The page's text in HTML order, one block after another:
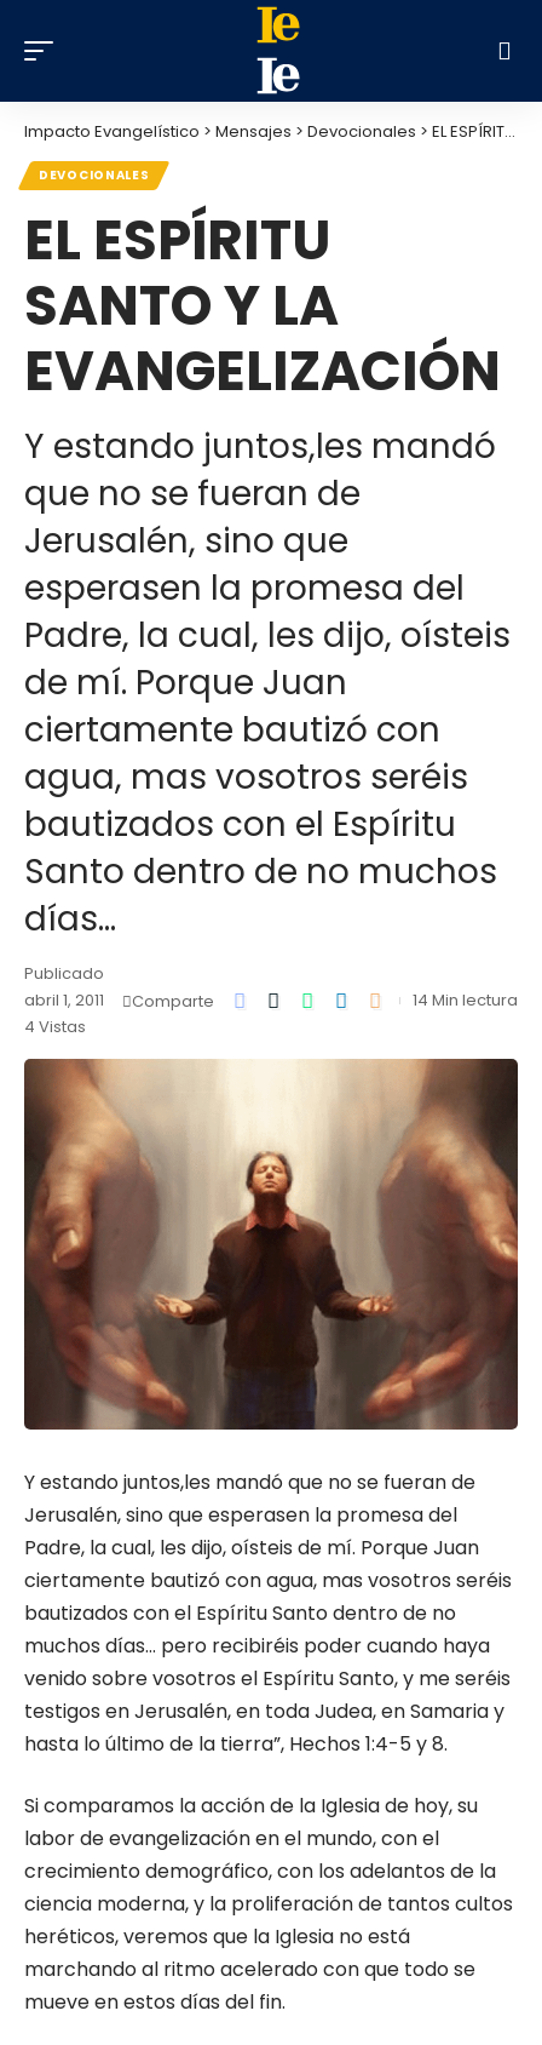
Impacto Evangelístico > Mensajes > Devocionales > EL ESPÍRITU SANTO Y LA EVANGELIZACIÓN
DEVOCIONALES
EL ESPÍRITU
SANTO Y LA
EVANGELIZACIÓN
Y estando juntos,les mandó
que no se fueran de
Jerusalén, sino que
esperasen la promesa del
Padre, la cual, les dijo, oísteis
de mí. Porque Juan
ciertamente bautizó con
agua, mas vosotros seréis
bautizados con el Espíritu
Santo dentro de no muchos
días…
Publicado
abril 1, 2011
4 Vistas
Comparte 14 Min lectura
Y estando juntos,les mandó que no se fueran de
Jerusalén, sino que esperasen la promesa del
Padre, la cual, les dijo, oísteis de mí. Porque Juan
ciertamente bautizó con agua, mas vosotros seréis
bautizados con el Espíritu Santo dentro de no
muchos días… pero recibiréis poder cuando haya
venido sobre vosotros el Espíritu Santo, y me seréis
testigos en Jerusalén, en toda Judea, en Samaria y
hasta lo último de la tierra”, Hechos 1:4-5 y 8.
Si comparamos la acción de la Iglesia de hoy, su
labor de evangelización en el mundo, con el
crecimiento demográfico, con los adelantos de la
ciencia moderna, y la proliferación de tantos cultos
heréticos, veremos que la Iglesia no está
marchando al ritmo acelerado con que todo se
mueve en estos días del fin.